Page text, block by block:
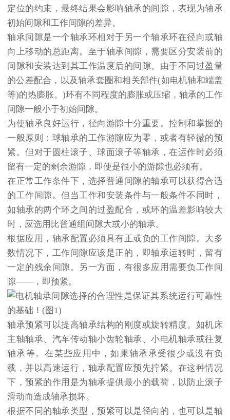
定位的约束，最终结果会影响轴承的间隙，表现为轴承
初始间隙和工作间隙的差异。
轴承间隙是一个轴承环相对于另一个轴承环在径向或轴
向上移动的总距离。至于轴承间隙，需要区分安装前的
间隙和安装达到其工作温度后的间隙。由于不同过盈量
的公差配合，以及轴承套圈和相关部件(如电机轴和端盖
等)的热膨胀。)环有不同程度的膨胀或压缩，轴承的工作
间隙一般小于初始间隙。
为使轴承良好运行，径向游隙十分重要。控制和掌握的
一般原则：球轴承的工作游隙应为零，或者有轻微的预
紧。但对于圆柱滚子、球面滚子等轴承，在运作时必须
留有一定的剩余游隙，即使是很小的游隙也必须有。
在正常工作条件下，选择普通间隙的轴承可以获得合适
的工作间隙。但当工作和安装条件与一般条件不同时，
如轴承的两个环之间的过盈配合，或环的温差影响较大
时，应选用比普通组间隙大或小的轴承。
根据应用，轴承配置必须具有正或负的工作间隙。大多
数情况下，工作间隙应该是正的，即轴承运转时，留有
一定的残余间隙。另一方面，有很多应用需要负工作间
隙——，即预紧。
轴承预紧可以提高轴承结构的刚度或旋转精度。如机床
主轴轴承、汽车传动轴小齿轮轴承、小电机轴承或往复
轴承等。在某些应用中，如果轴承承受很少或没有负
载，并以高速运行，轴承配置应预先拧紧。在这种情况
下，预紧的作用是为轴承提供最小的载荷，以防止滚子
滑动而造成轴承损坏。
根据不同的轴承类型，预紧可以是径向的，也可以是轴